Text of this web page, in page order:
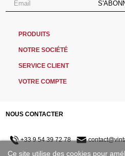
Ce site utilise des cookies pour
PRODUITS
NOTRE SOCIÉTÉ
SERVICE CLIENT
VOTRE COMPTE
NOUS CONTACTER
+33 9 54 39 72 78